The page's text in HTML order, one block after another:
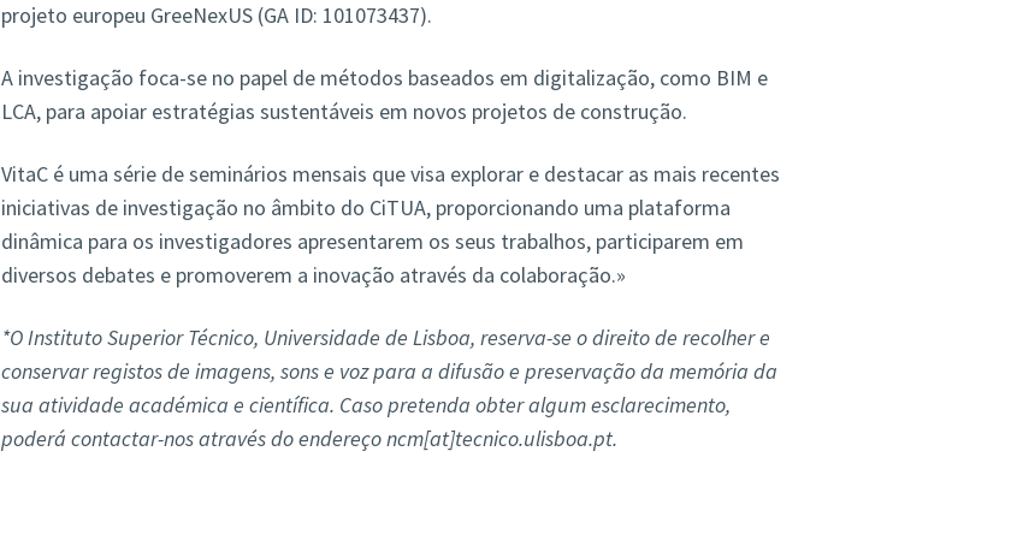
projeto europeu GreeNexUS (GA ID: 101073437).
A investigação foca-se no papel de métodos baseados em digitalização, como BIM e
LCA, para apoiar estratégias sustentáveis em novos projetos de construção.
VitaC é uma série de seminários mensais que visa explorar e destacar as mais recentes
iniciativas de investigação no âmbito do CiTUA, proporcionando uma plataforma
dinâmica para os investigadores apresentarem os seus trabalhos, participarem em
diversos debates e promoverem a inovação através da colaboração.»
*O Instituto Superior Técnico, Universidade de Lisboa, reserva-se o direito de recolher e
conservar registos de imagens, sons e voz para a difusão e preservação da memória da
sua atividade académica e científica. Caso pretenda obter algum esclarecimento,
poderá contactar-nos através do endereço ncm[at]tecnico.ulisboa.pt.